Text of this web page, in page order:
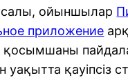
ойыншылар
приложение
қосымшаны
уақытта қауіпсіз